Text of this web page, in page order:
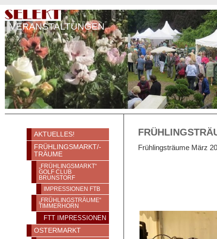
VERANSTALTUNGEN
AKTUELLES!
FRÜHLINGSMARKT/-
TRÄUME
„FRÜHLINGSMARKT“
GOLF CLUB
BRUNSTORF
IMPRESSIONEN FTB
„FRÜHLINGSTRÄUME“
TIMMERHORN
FTT IMPRESSIONEN
OSTERMARKT
Frühlingsträume März